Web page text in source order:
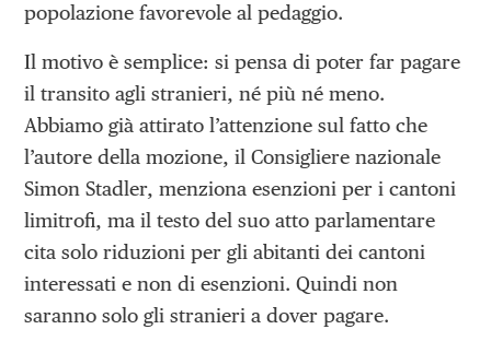
popolazione favorevole al pedaggio.
Il motivo è semplice: si pensa di poter far pagare
il transito agli stranieri, né più né meno.
Abbiamo già attirato l’attenzione sul fatto che
l’autore della mozione, il Consigliere nazionale
Simon Stadler, menziona esenzioni per i cantoni
limitrofi, ma il testo del suo atto parlamentare
cita solo riduzioni per gli abitanti dei cantoni
interessati e non di esenzioni. Quindi non
saranno solo gli stranieri a dover pagare.